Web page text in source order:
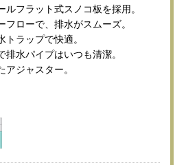
ルフラット式スノコ板を採用。
フローで、排水がスムーズ。
トラップで快適。
排水パイプはいつも清潔。
アジャスター。